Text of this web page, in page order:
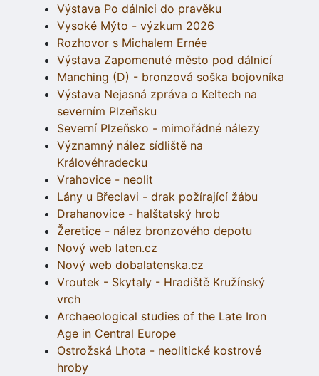
Výstava Po dálnici do pravěku
Vysoké Mýto - výzkum 2026
Rozhovor s Michalem Ernée
Výstava Zapomenuté město pod dálnicí
Manching (D) - bronzová soška bojovníka
Výstava Nejasná zpráva o Keltech na
severním Plzeňsku
Severní Plzeňsko - mimořádné nálezy
Významný nález sídliště na
Královéhradecku
Vrahovice - neolit
Lány u Břeclavi - drak požírající žábu
Drahanovice - halštatský hrob
Žeretice - nález bronzového depotu
Nový web laten.cz
Nový web dobalatenska.cz
Vroutek - Skytaly - Hradiště Kružínský
vrch
Archaeological studies of the Late Iron
Age in Central Europe
Ostrožská Lhota - neolitické kostrové
hroby